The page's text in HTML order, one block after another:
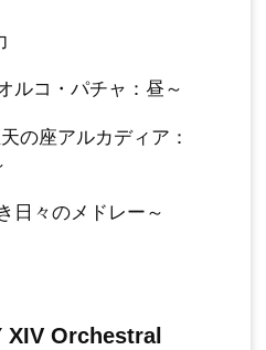
ルコ・パチャ：昼～
の座アルカディア：
日々のメドレー～
XIV Orchestral